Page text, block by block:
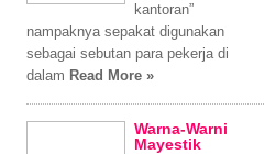
kantoran”
nampaknya sepakat digunakan
sebagai sebutan para pekerja di
dalam Read More »
Warna-Warni
Mayestik